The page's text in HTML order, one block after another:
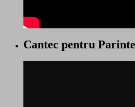
Cantec pentru